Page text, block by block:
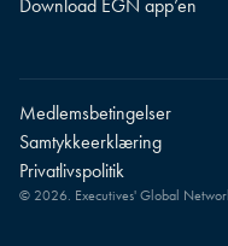
Download EGN app’en
© 2026. Executives' Global
Medlemsbetingelser
Samtykkeerklæring
Privatlivspolitik